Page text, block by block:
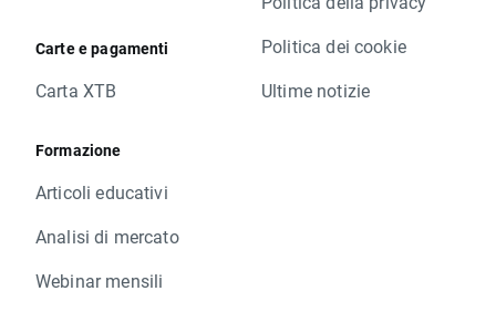
Carte e pagamenti
Carta XTB
Formazione
Articoli educativi
Analisi di mercato
Webinar mensili
Politica dei cookie
Ultime notizie